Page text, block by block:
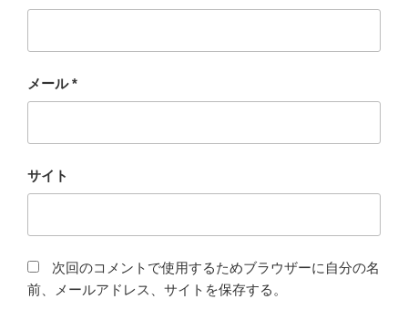
メール*
サイト
次回のコメントで使用するためブラウザーに自分の名
前、メールアドレス、サイトを保存する。